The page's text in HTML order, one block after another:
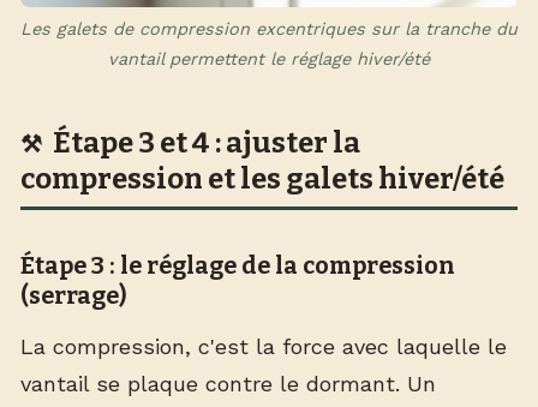
Les galets de compression excentriques sur la tranche du
vantail permettent le réglage hiver/été
Étape 3 et 4 : ajuster la
compression et les galets hiver/été
Étape 3 : le réglage de la compression
(serrage)
La compression, c'est la force avec laquelle le
vantail se plaque contre le dormant. Un